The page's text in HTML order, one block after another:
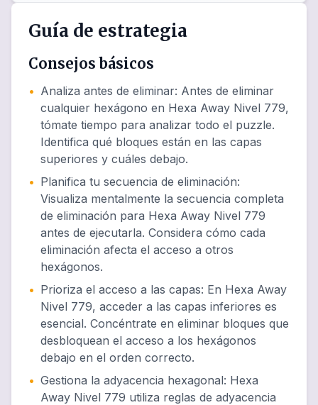
Guía de estrategia
Consejos básicos
• Analiza antes de eliminar: Antes de eliminar
cualquier hexágono en Hexa Away Nivel 779,
tómate tiempo para analizar todo el puzzle.
Identifica qué bloques están en las capas
superiores y cuáles debajo.
• Planifica tu secuencia de eliminación:
Visualiza mentalmente la secuencia completa
de eliminación para Hexa Away Nivel 779
antes de ejecutarla. Considera cómo cada
eliminación afecta el acceso a otros
hexágonos.
• Prioriza el acceso a las capas: En Hexa Away
Nivel 779, acceder a las capas inferiores es
esencial. Concéntrate en eliminar bloques que
desbloquean el acceso a los hexágonos
debajo en el orden correcto.
• Gestiona la adyacencia hexagonal: Hexa
Away Nivel 779 utiliza reglas de adyacencia